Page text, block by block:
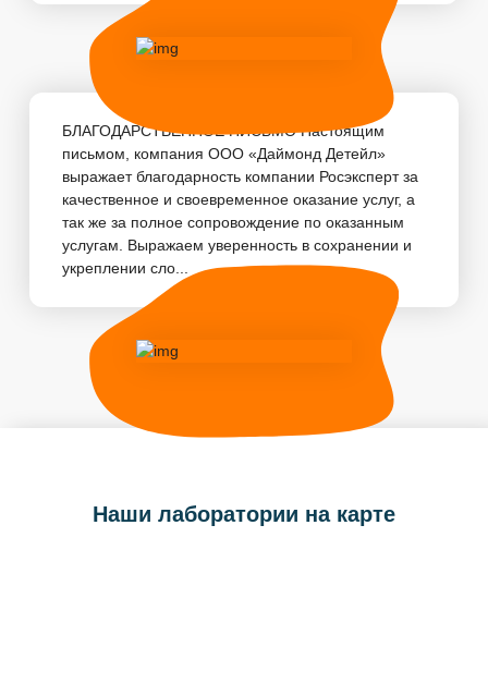
БЛАГОДАРСТВЕННОЕ ПИСЬМО Настоящим
письмом, компания ООО «Даймонд Детейл»
выражает благодарность компании Росэксперт за
качественное и своевременное оказание услуг, а
так же за полное сопровождение по оказанным
услугам. Выражаем уверенность в сохранении и
укреплении сло...
Наши лаборатории на карте